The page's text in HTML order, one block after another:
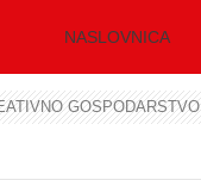
NASLOVNICA
GOSPODARSTVO